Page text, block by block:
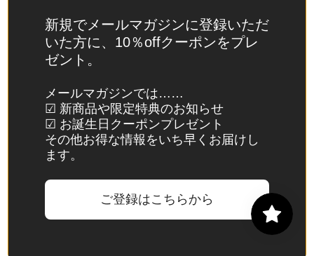
(CHF
CHF)
スウ
デン
(SEK
kr)
スバ
島・
新規でメールマガジンに登録いただ
いた方に、10％offクーポンをプレ
ゼント。
メールマガジンでは……
☑ 新商品や限定特典のお知らせ
☑ お誕生日クーポンプレゼント
その他お得な情報をいち早くお届けし
ます。
ご登録はこちらから